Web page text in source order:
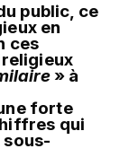
public, ce
en
ces
» à
forte
qui